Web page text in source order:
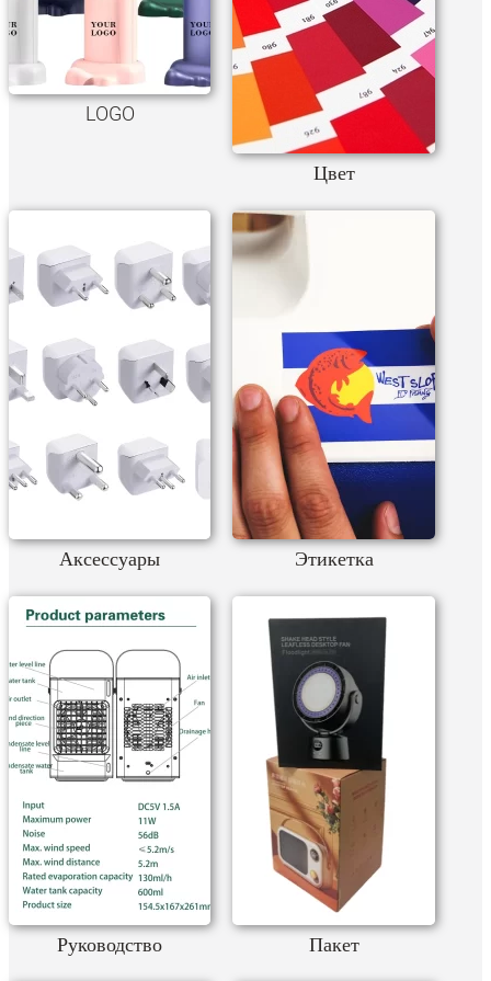
LOGO
Цвет
Аксессуары Этикетка
Руководство Пакет